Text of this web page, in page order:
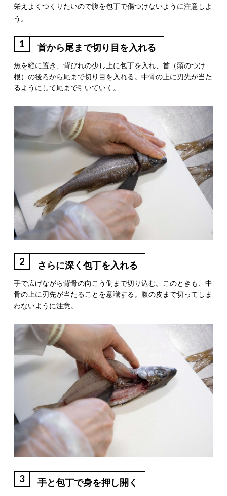
栄えよくつくりたいので腹を包丁で傷つけないように注意しよ
う。
1 首から尾まで切り目を入れる
魚を縦に置き、背びれの少し上に包丁を入れ、首（頭のつけ
根）の後ろから尾まで切り目を入れる。中骨の上に刃先が当た
るようにして尾まで引いていく。
2 さらに深く包丁を入れる
手で広げながら背骨の向こう側まで切り込む。このときも、中
骨の上に刃先が当たることを意識する。腹の皮まで切ってしま
わないように注意。
3 手と包丁で身を押し開く